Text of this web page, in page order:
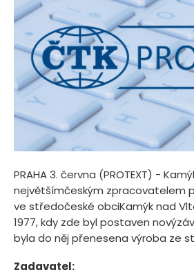
PRAHA 3. června (PROTEXT) -
největšímčeským zpracovatelem
ve středočeské obciKamýk nad
1977, kdy zde byl postaven
byla do něj přenesena výroba ze
Zadavatel: